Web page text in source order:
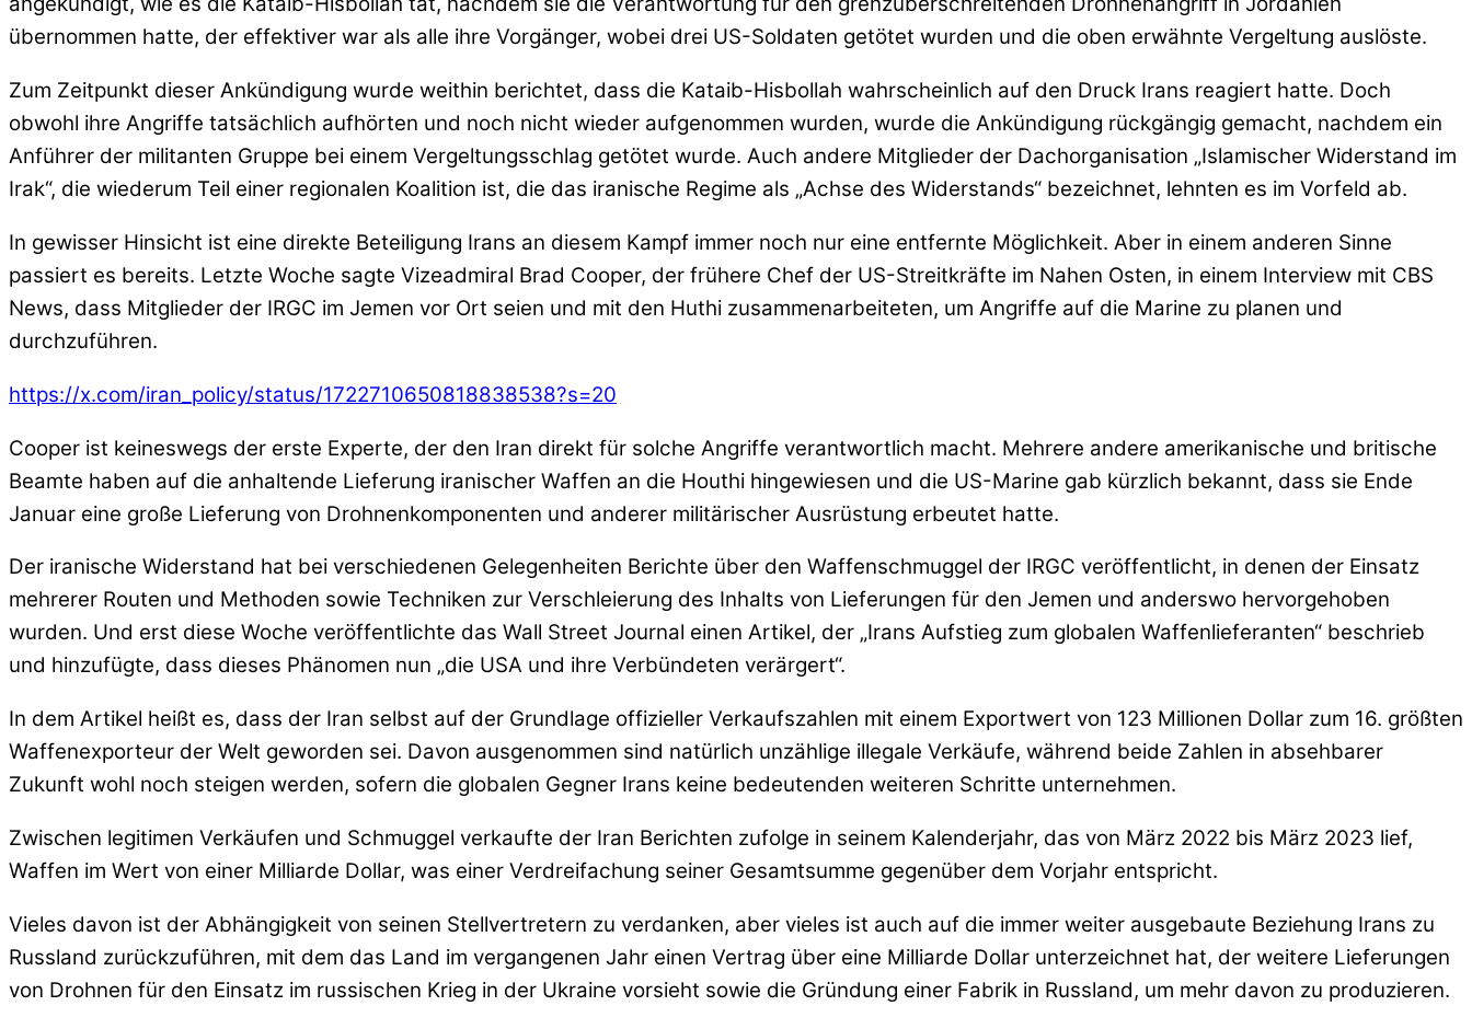
übernommen hatte, der effektiver war als alle ihre Vorgänger, wobei drei US-Soldaten getötet wurden und die oben erwähnte Vergeltung auslöste.
Zum Zeitpunkt dieser Ankündigung wurde weithin berichtet, dass die Kataib-Hisbollah wahrscheinlich auf den Druck Irans reagiert hatte. Doch
obwohl ihre Angriffe tatsächlich aufhörten und noch nicht wieder aufgenommen wurden, wurde die Ankündigung rückgängig gemacht, nachdem ein
Anführer der militanten Gruppe bei einem Vergeltungsschlag getötet wurde. Auch andere Mitglieder der Dachorganisation „Islamischer Widerstand im
Irak“, die wiederum Teil einer regionalen Koalition ist, die das iranische Regime als „Achse des Widerstands“ bezeichnet, lehnten es im Vorfeld ab.
In gewisser Hinsicht ist eine direkte Beteiligung Irans an diesem Kampf immer noch nur eine entfernte Möglichkeit. Aber in einem anderen Sinne
passiert es bereits. Letzte Woche sagte Vizeadmiral Brad Cooper, der frühere Chef der US-Streitkräfte im Nahen Osten, in einem Interview mit CBS
News, dass Mitglieder der IRGC im Jemen vor Ort seien und mit den Huthi zusammenarbeiteten, um Angriffe auf die Marine zu planen und
durchzuführen.
https://x.com/iran_policy/status/1722710650818838538?s=20
Cooper ist keineswegs der erste Experte, der den Iran direkt für solche Angriffe verantwortlich macht. Mehrere andere amerikanische und britische
Beamte haben auf die anhaltende Lieferung iranischer Waffen an die Houthi hingewiesen und die US-Marine gab kürzlich bekannt, dass sie Ende
Januar eine große Lieferung von Drohnenkomponenten und anderer militärischer Ausrüstung erbeutet hatte.
Der iranische Widerstand hat bei verschiedenen Gelegenheiten Berichte über den Waffenschmuggel der IRGC veröffentlicht, in denen der Einsatz
mehrerer Routen und Methoden sowie Techniken zur Verschleierung des Inhalts von Lieferungen für den Jemen und anderswo hervorgehoben
wurden. Und erst diese Woche veröffentlichte das Wall Street Journal einen Artikel, der „Irans Aufstieg zum globalen Waffenlieferanten“ beschrieb
und hinzufügte, dass dieses Phänomen nun „die USA und ihre Verbündeten verärgert“.
In dem Artikel heißt es, dass der Iran selbst auf der Grundlage offizieller Verkaufszahlen mit einem Exportwert von 123 Millionen Dollar zum 16. größten
Waffenexporteur der Welt geworden sei. Davon ausgenommen sind natürlich unzählige illegale Verkäufe, während beide Zahlen in absehbarer
Zukunft wohl noch steigen werden, sofern die globalen Gegner Irans keine bedeutenden weiteren Schritte unternehmen.
Zwischen legitimen Verkäufen und Schmuggel verkaufte der Iran Berichten zufolge in seinem Kalenderjahr, das von März 2022 bis März 2023 lief,
Waffen im Wert von einer Milliarde Dollar, was einer Verdreifachung seiner Gesamtsumme gegenüber dem Vorjahr entspricht.
Vieles davon ist der Abhängigkeit von seinen Stellvertretern zu verdanken, aber vieles ist auch auf die immer weiter ausgebaute Beziehung Irans zu
Russland zurückzuführen, mit dem das Land im vergangenen Jahr einen Vertrag über eine Milliarde Dollar unterzeichnet hat, der weitere Lieferungen
von Drohnen für den Einsatz im russischen Krieg in der Ukraine vorsieht sowie die Gründung einer Fabrik in Russland, um mehr davon zu produzieren.